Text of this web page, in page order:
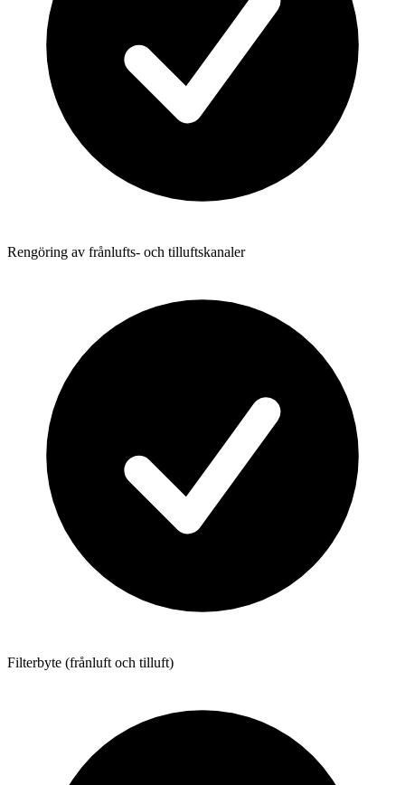
Rengöring av frånlufts- och tilluftskanaler
Filterbyte (frånluft och tilluft)